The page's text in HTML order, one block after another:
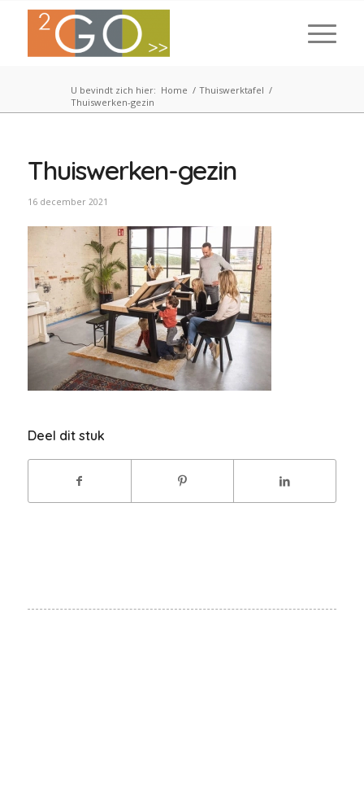
U bevindt zich hier: Home / Thuiswerktafel /
Thuiswerken-gezin
Thuiswerken-gezin
16 december 2021
Deel dit stuk